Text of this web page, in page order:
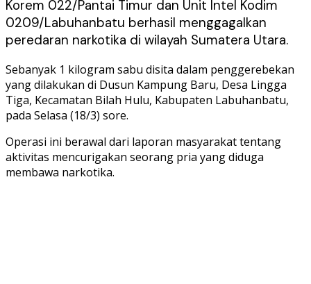
Korem 022/Pantai Timur dan Unit Intel Kodim
0209/Labuhanbatu berhasil menggagalkan
peredaran narkotika di wilayah Sumatera Utara.
Sebanyak 1 kilogram sabu disita dalam penggerebekan
yang dilakukan di Dusun Kampung Baru, Desa Lingga
Tiga, Kecamatan Bilah Hulu, Kabupaten Labuhanbatu,
pada Selasa (18/3) sore.
Operasi ini berawal dari laporan masyarakat tentang
aktivitas mencurigakan seorang pria yang diduga
membawa narkotika.